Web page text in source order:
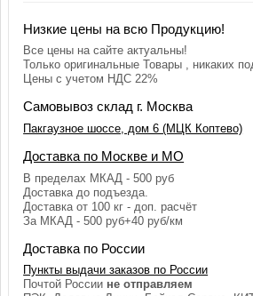
Низкие цены на всю Продукцию!
Все цены на сайте актуальны!
Только оригинальные Товары , никаких
Цены с учетом НДС 22%
Самовывоз склад г. Москва
Пакгаузное шоссе, дом 6 (МЦК Коптево)
Доставка по Москве и МО
В пределах МКАД - 500 руб
Доставка до подъезда.
Доставка от 100 кг - доп. расчёт
За МКАД - 500 руб+40 руб/км
Доставка по России
Пункты выдачи заказов по России
Почтой России не отправляем